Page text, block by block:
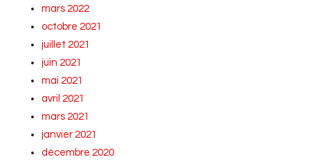
mars 2022
octobre 2021
juillet 2021
juin 2021
mai 2021
avril 2021
mars 2021
janvier 2021
décembre 2020